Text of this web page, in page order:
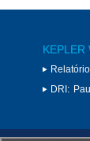
KEPLER
DRI: